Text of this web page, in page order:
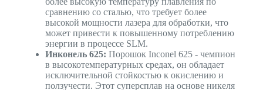
сравнению со сталью, что требует более
высокой мощности лазера для обработки, что
может привести к повышенному потреблению
энергии в процессе SLM.
Инконель 625: Порошок Inconel 625 - чемпион
в высокотемпературных средах, он обладает
исключительной стойкостью к окислению и
ползучести. Этот суперсплав на основе никеля